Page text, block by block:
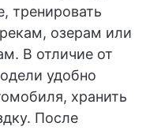
тренировать
озерам или
В отличие от
удобно
хранить
После